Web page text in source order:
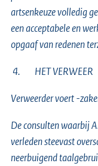
artsenkeuze volledig
een acceptabele en
opgaaf van redenen
4. HET VERWEER
Verweerder voert -
De consulten waarbij
verleden steevast
neerbuigend